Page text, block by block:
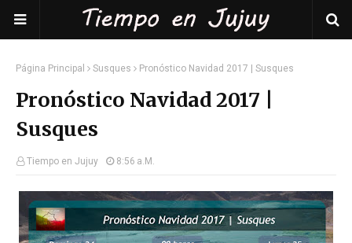
Página Principal Susques Pronóstico Navidad 2017 | Susques
Pronóstico Navidad 2017 |
Susques
Tiempo en Jujuy 8:56 A.m.